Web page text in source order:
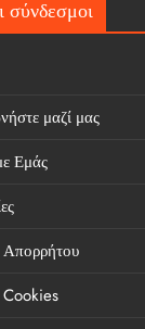
σύνδεσμοι
μαζί μας
Εμάς
Απορρήτου
Cookies